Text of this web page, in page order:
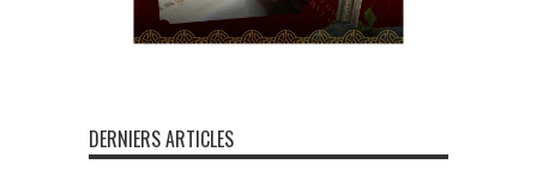
DERNIERS ARTICLES